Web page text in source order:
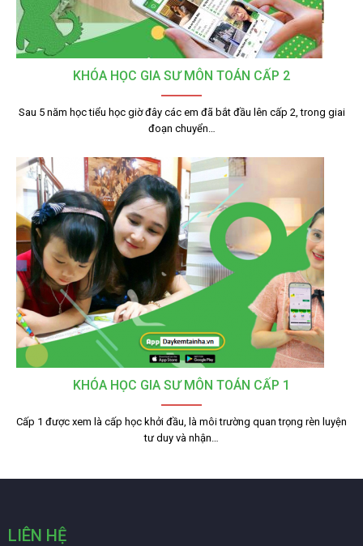
KHÓA HỌC GIA SƯ MÔN TOÁN CẤP 2
Sau 5 năm học tiểu học giờ đây các em đã bắt đầu lên cấp 2, trong giai
đoạn chuyển…
KHÓA HỌC GIA SƯ MÔN TOÁN CẤP 1
Cấp 1 được xem là cấp học khởi đầu, là môi trường quan trọng rèn luyện
tư duy và nhận…
LIÊN HỆ